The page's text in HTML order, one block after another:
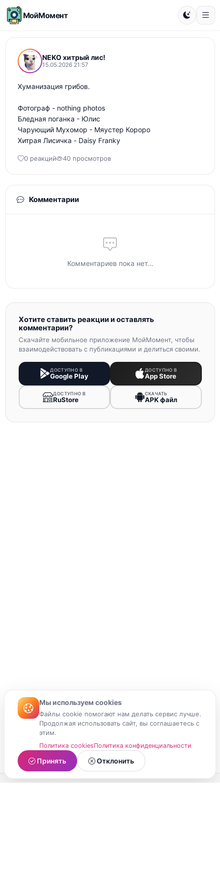
МойМомент
NEKO хитрый лис!
15.05.2026 21:57
Хуманизация грибов.
Фотограф - nothing photos
Бледная поганка - Юлис
Чарующий Мухомор - Мяустер Короро
Хитрая Лисичка - Daisy Franky
0 реакций 40 просмотров
Комментарии
Комментариев пока нет...
Хотите ставить реакции и оставлять
комментарии?
Скачайте мобильное приложение МойМомент, чтобы
взаимодействовать с публикациями и делиться своими.
ДОСТУПНО В
Google Play
ДОСТУПНО В
App Store
ДОСТУПНО В
RuStore
СКАЧАТЬ
APK файл
Мы используем cookies
Файлы cookie помогают нам делать сервис лучше.
Продолжая использовать сайт, вы соглашаетесь с
этим.
Политика cookiesПолитика конфиденциальности
Принять Отклонить